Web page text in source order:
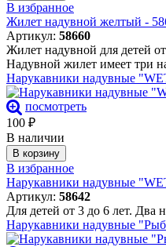
В избранное
Жилет надувной желтый -
Артикул: 58660
Жилет надувной для детей
Надувной жилет имеет три
Нарукавники надувные
посмотреть
100 ₽
В наличии
В корзину
В избранное
Нарукавники надувные
Артикул: 58642
Для детей от 3 до 6 лет. Два
Нарукавники надувные